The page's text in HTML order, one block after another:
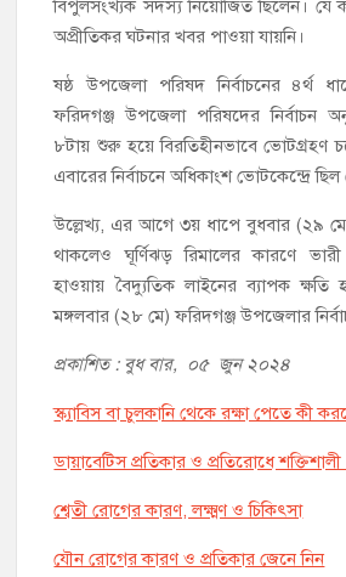
বিপুলসংখ্যক সদস্য নিয়োজিত ছিলেন।
অপ্রীতিকর ঘটনার খবর পাওয়া যায়নি।
ষষ্ঠ উপজেলা পরিষদ নির্বাচনের ৪র্থ
ফরিদগঞ্জ উপজেলা পরিষদের নির্বাচন
৮টায় শুরু হয়ে বিরতিহীনভাবে ভোটগ্রহণ
এবারের নির্বাচনে অধিকাংশ ভোটকেন্দ্রে
উল্লেখ্য, এর আগে ৩য় ধাপে বুধবার (২৯
থাকলেও ঘূর্ণিঝড় রিমালের কারণে
হাওয়ায় বৈদ্যুতিক লাইনের ব্যাপক ক্ষতি
মঙ্গলবার (২৮ মে) ফরিদগঞ্জ উপজেলার
প্রকাশিত : বুধ বার, ০৫ জুন ২০২৪
স্ক্যাবিস বা চুলকানি থেকে রক্ষা পেতে কী
ডায়াবেটিস প্রতিকার ও প্রতিরোধে
শ্বেতী রোগের কারণ, লক্ষ্মণ ও চিকিৎসা
যৌন রোগের কারণ ও প্রতিকার জেনে নিন